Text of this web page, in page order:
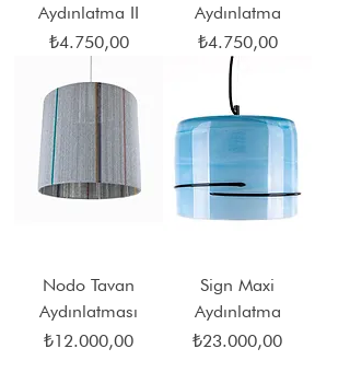
Aydınlatma II
Fiyat
₺4.750,00
Aydınlatma
Fiyat
₺4.750,00
Nodo Tavan
Aydınlatması
Fiyat
₺12.000,00
Sign Maxi
Aydınlatma
Fiyat
₺23.000,00